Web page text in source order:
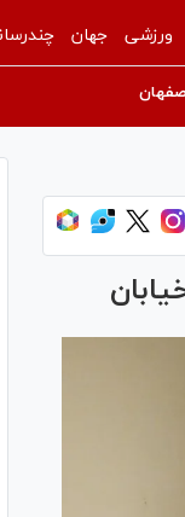
ورزشی جهان